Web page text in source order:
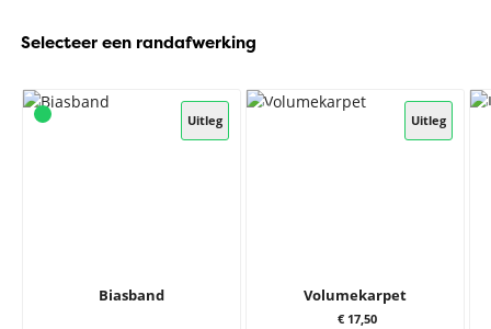
Selecteer een randafwerking
Uitleg
Biasband
Uitleg
Volumekarpet
€ 17,50